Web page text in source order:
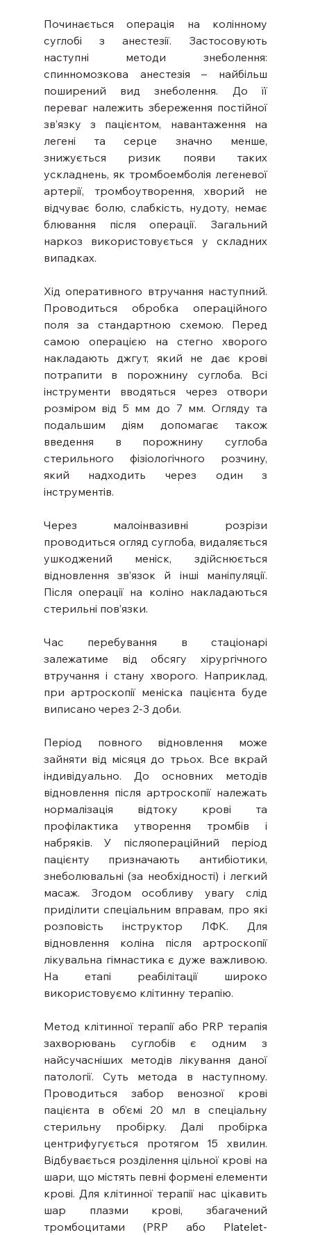
Починається операція на колінному
суглобі з анестезії. Застосовують
наступні методи знеболення:
спинномозкова анестезія – найбільш
поширений вид знеболення. До її
переваг належить збереження постійної
зв’язку з пацієнтом, навантаження на
легені та серце значно менше,
знижується ризик появи таких
ускладнень, як тромбоемболія легеневої
артерії, тромбоутворення, хворий не
відчуває болю, слабкість, нудоту, немає
блювання після операції. Загальний
наркоз використовується у складних
випадках.
Хід оперативного втручання наступний.
Проводиться обробка операційного
поля за стандартною схемою. Перед
самою операцією на стегно хворого
накладають джгут, який не дає крові
потрапити в порожнину суглоба. Всі
інструменти вводяться через отвори
розміром від 5 мм до 7 мм. Огляду та
подальшим діям допомагає також
введення в порожнину суглоба
стерильного фізіологічного розчину,
який надходить через один з
інструментів.
Через малоінвазивні розрізи
проводиться огляд суглоба, видаляється
ушкоджений меніск, здійснюється
відновлення зв’язок й інші маніпуляції.
Після операції на коліно накладаються
стерильні пов’язки.
Час перебування в стаціонарі
залежатиме від обсягу хірургічного
втручання і стану хворого. Наприклад,
при артроскопії меніска пацієнта буде
виписано через 2-3 доби.
Період повного відновлення може
зайняти від місяця до трьох. Все вкрай
індивідуально. До основних методів
відновлення після артроскопії належать
нормалізація відтоку крові та
профілактика утворення тромбів і
набряків. У післяопераційний період
пацієнту призначають антибіотики,
знеболювальні (за необхідності) і легкий
масаж. Згодом особливу увагу слід
приділити спеціальним вправам, про які
розповість інструктор ЛФК. Для
відновлення коліна після артроскопії
лікувальна гімнастика є дуже важливою.
На етапі реабілітації широко
використовуємо клітинну терапію.
Метод клітинної терапії або PRP терапія
захворювань суглобів є одним з
найсучасніших методів лікування даної
патології. Суть метода в наступному.
Проводиться забор венозної крові
пацієнта в об’ємі 20 мл в спеціальну
стерильну пробірку. Далі пробірка
центрифугується протягом 15 хвилин.
Відбувається розділення цільної крові на
шари, що містять певні формені елементи
крові. Для клітинної терапії нас цікавить
шар плазми крові, збагачений
тромбоцитами (PRP або Platelet-